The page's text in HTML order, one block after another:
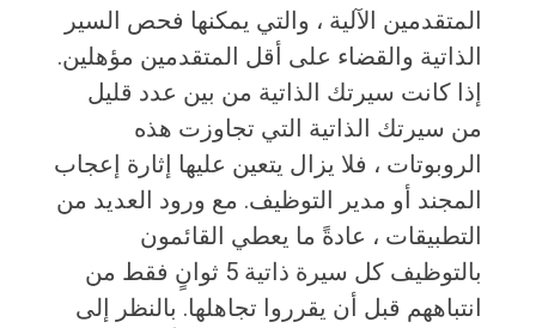
المتقدمين الآلية ، والتي يمكنها فحص السير
الذاتية والقضاء على أقل المتقدمين مؤهلين.
إذا كانت سيرتك الذاتية من بين عدد قليل
من سيرتك الذاتية التي تجاوزت هذه
الروبوتات ، فلا يزال يتعين عليها إثارة إعجاب
المجند أو مدير التوظيف. مع ورود العديد من
التطبيقات ، عادةً ما يعطي القائمون
بالتوظيف كل سيرة ذاتية 5 ثوانٍ فقط من
انتباههم قبل أن يقرروا تجاهلها. بالنظر إلى